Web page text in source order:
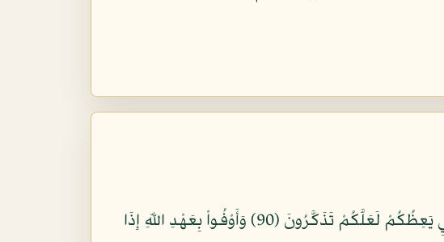
إِنَّ اللّهَ يَأْمُرُ بِالْعَدْلِ وَالإِحْسَانِ وَإِيتَاء ذِي الْقُرْبَى وَيَنْهَى عَنِ الْفَحْشَاء وَالْمُنكَرِ وَالْبَغْيِ يَعِظُكُمْ لَعَلَّكُمْ تَذَكَّرُونَ (90) وَأَوْفُواْ بِعَهْدِ اللّهِ إِذَا